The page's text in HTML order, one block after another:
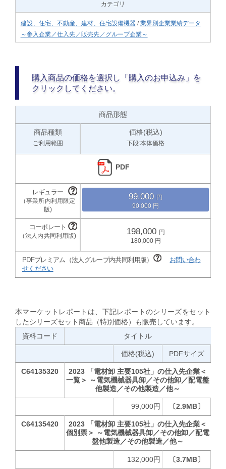
カテゴリ
建設、住宅、不動産、建材、住宅設備機器/業界別企業業績データ
～参入企業／仕入先／販売先／グループ企業～
購入商品の価格を選択し「購入のお申込み」を
クリックしてください。
商品形態
商品種類
ご利用範囲
価格(税込)
下段:本体価格
PDF
99,000
90,000
198,000
180,000
PDFプレミアム（法人グループ内共同利用版）
お問い合わ
せください
本マーケットレポートは、下記レポートのシリーズをセット
したシリーズセット商品（特別価格）も販売しています。
資料コード
タイトル
価格(税込) PDFサイズ
C64135320
2023 「電材卸 主要105社」の仕入先企業＜
一覧＞ ～電気機械器具卸／その他卸／配電盤
他製造／その他製造／他～
99,000円 〔2.9MB〕
C64135420
2023 「電材卸 主要105社」の仕入先企業＜
個別票＞ ～電気機械器具卸／その他卸／配電
盤他製造／その他製造／他～
132,000円 〔3.7MB〕